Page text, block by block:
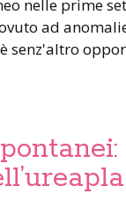
nelle prime
ad
senz'altro